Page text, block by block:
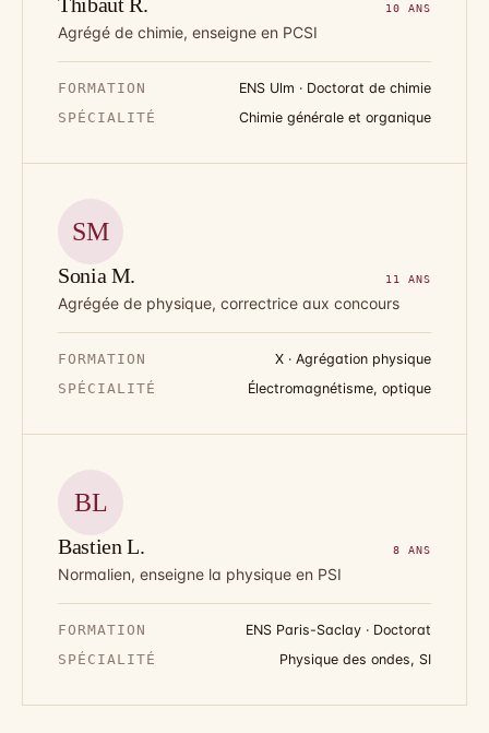
10 ANS
Agrégé de chimie, enseigne en PCSI
FORMATION
ENS Ulm · Doctorat de chimie
SPÉCIALITÉ
Chimie générale et organique
SM
Sonia M. 11 ANS
Agrégée de physique, correctrice aux concours
FORMATION
X · Agrégation physique
SPÉCIALITÉ
Électromagnétisme, optique
BL
Bastien L. 8 ANS
Normalien, enseigne la physique en PSI
FORMATION
ENS Paris-Saclay · Doctorat
SPÉCIALITÉ
Physique des ondes, SI